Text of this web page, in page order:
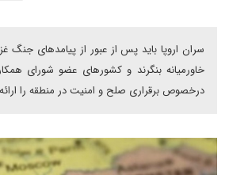
سران اروپا باید پس از عبور از پیامدهای جنگ
خاورمیانه بنگرند و کشورهای عضو شورای
درخصوص برقراری صلح و امنیت در منطقه را